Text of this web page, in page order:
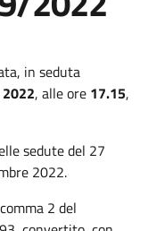
in seduta
, alle ore 17.15,
sedute del 27
2022.
2 del